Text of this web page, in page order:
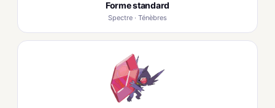
Forme standard
Spectre · Ténèbres